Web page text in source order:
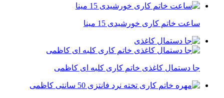
ساعت خاتم کاری خورشیدی 15 مینا
جا دستمال کاغذی خاتم کاری کلبه ای کاظمی